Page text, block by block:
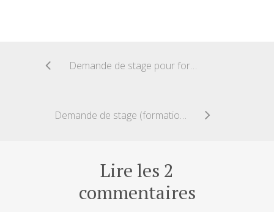
Demande de stage pour formation en alternance
Demande de stage (formation en alternance)
Lire les 2
commentaires